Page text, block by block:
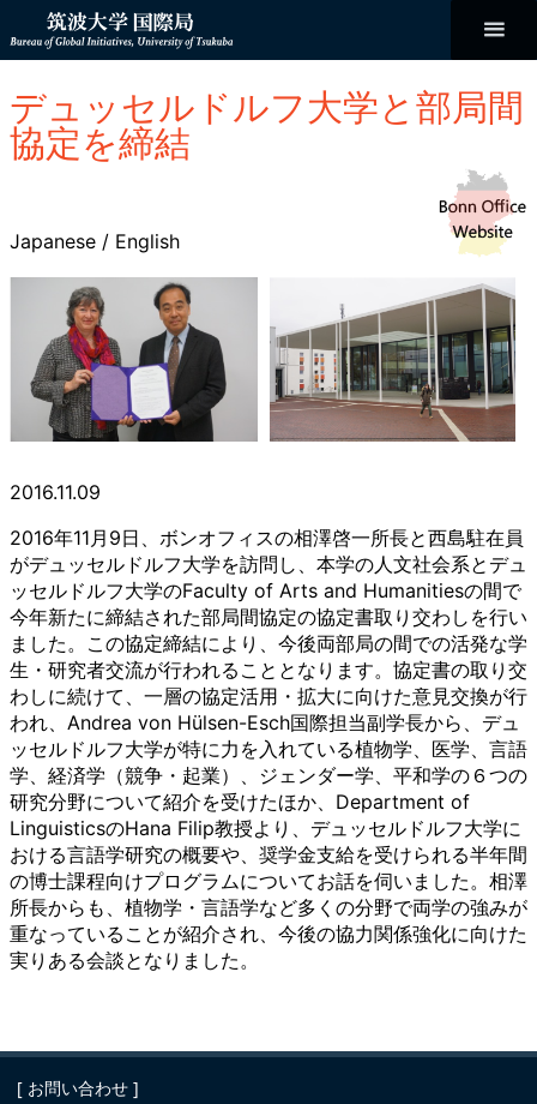
テ
ン
ス
キ
ッ
プ
Bureau of
Global
デュッセルドルフ大学と部局間
協定を締結
Japanese / English
2016.11.09
2016年11月9日、ボンオフィスの相澤啓一所長と西島駐在員
がデュッセルドルフ大学を訪問し、本学の人文社会系とデュ
ッセルドルフ大学のFaculty of Arts and Humanitiesの間で
今年新たに締結された部局間協定の協定書取り交わしを行い
ました。この協定締結により、今後両部局の間での活発な学
生・研究者交流が行われることとなります。協定書の取り交
わしに続けて、一層の協定活用・拡大に向けた意見交換が行
われ、Andrea von Hülsen-Esch国際担当副学長から、デュ
ッセルドルフ大学が特に力を入れている植物学、医学、言語
学、経済学（競争・起業）、ジェンダー学、平和学の６つの
研究分野について紹介を受けたほか、Department of
LinguisticsのHana Filip教授より、デュッセルドルフ大学に
おける言語学研究の概要や、奨学金支給を受けられる半年間
の博士課程向けプログラムについてお話を伺いました。相澤
所長からも、植物学・言語学など多くの分野で両学の強みが
重なっていることが紹介され、今後の協力関係強化に向けた
実りある会談となりました。
[ お問い合わせ ]